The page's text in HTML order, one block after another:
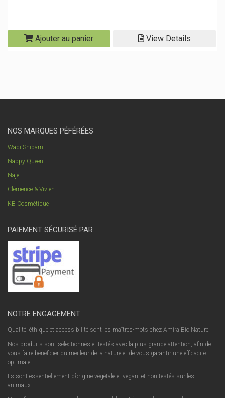
Ajouter au panier View Details
NOS MARQUES PÉFÉRÉES
Wadi Shibam
Nappy Queen
Najel
Clémence & Vivien
KB Cosmétique
PAIEMENT SÉCURISÉ PAR
NOTRE ENGAGEMENT
Qualité, éthique et accessibilité sont les maîtres-mots chez Amira Bio Nature.
Nos produits sont sélectionnés et testés avec la plus grande attention, afin de
vous faire bénéficier du meilleur de la nature et de vous garantir une efficacité
optimale.
Ils sont essentiellement d’origine végétale et vegan, et non testés sur les
animaux.